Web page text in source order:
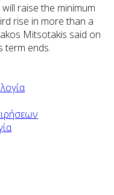
raise the minimum
rise in more than a
Mitsotakis said on
term ends.